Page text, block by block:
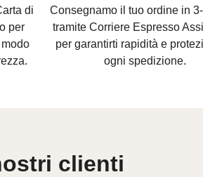
di
per
Consegnamo il tuo ordine in
tramite Corriere Espresso
per garantirti rapidità e
ogni spedizione.
clienti